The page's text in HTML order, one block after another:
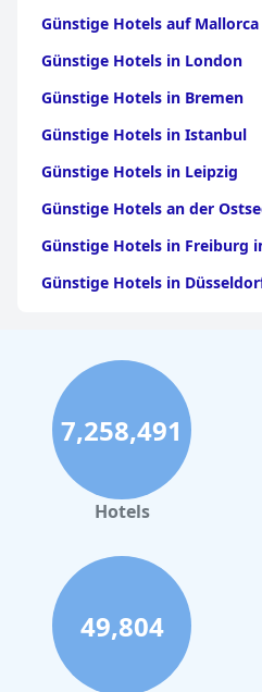
Günstige Hotels auf Mallorca
Günstige Hotels in London
Günstige Hotels in Bremen
Günstige Hotels in Istanbul
Günstige Hotels in Leipzig
Günstige Hotels an der
Günstige Hotels in Freiburg
Günstige Hotels in
Günstige Hotels in Mannheim
Günstige Hotels in der Türkei
Günstige Hotels in Dubai
Günstige Hotels in Wien
Günstige Hotels in
Günstige Hotels in Magdeburg
Günstige Hotels im
Günstige Hotels in Alanya
7,258,491
Hotels
49,804